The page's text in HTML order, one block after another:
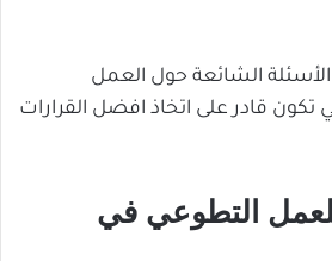
الشائعة حول العمل
تكون قادر على اتخاذ افضل القرارات
التطوعي في